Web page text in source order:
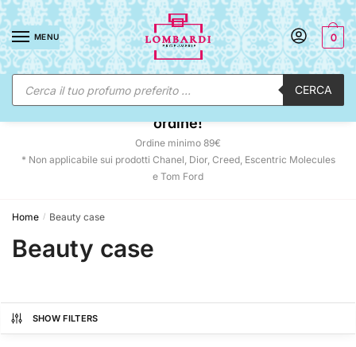
Skip
to
navigation
Skip
to
content
MENU
Ricerca
prodotti CERCA
0
☀️ SUNNY DAYS:-12% automatico sul tuo
ordine!
Ordine minimo 89€
* Non applicabile sui prodotti Chanel, Dior, Creed, Escentric Molecules
e Tom Ford
Home / Beauty case
Beauty case
SHOW FILTERS